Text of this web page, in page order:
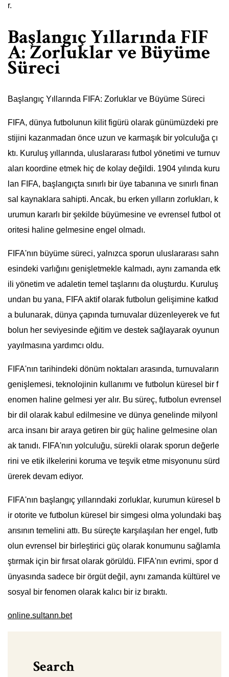
r.
Başlangıç Yıllarında FIF
A: Zorluklar ve Büyüme
Süreci
Başlangıç Yıllarında FIFA: Zorluklar ve Büyüme Süreci
FIFA, dünya futbolunun kilit figürü olarak günümüzdeki pre
stijini kazanmadan önce uzun ve karmaşık bir yolculuğa çı
ktı. Kuruluş yıllarında, uluslararası futbol yönetimi ve turnuv
aları koordine etmek hiç de kolay değildi. 1904 yılında kuru
lan FIFA, başlangıçta sınırlı bir üye tabanına ve sınırlı finan
sal kaynaklara sahipti. Ancak, bu erken yılların zorlukları, k
urumun kararlı bir şekilde büyümesine ve evrensel futbol ot
oritesi haline gelmesine engel olmadı.
FIFA'nın büyüme süreci, yalnızca sporun uluslararası sahn
esindeki varlığını genişletmekle kalmadı, aynı zamanda etk
ili yönetim ve adaletin temel taşlarını da oluşturdu. Kuruluş
undan bu yana, FIFA aktif olarak futbolun gelişimine katkıd
a bulunarak, dünya çapında turnuvalar düzenleyerek ve fut
bolun her seviyesinde eğitim ve destek sağlayarak oyunun
yayılmasına yardımcı oldu.
FIFA'nın tarihindeki dönüm noktaları arasında, turnuvaların
genişlemesi, teknolojinin kullanımı ve futbolun küresel bir f
enomen haline gelmesi yer alır. Bu süreç, futbolun evrensel
bir dil olarak kabul edilmesine ve dünya genelinde milyonl
arca insanı bir araya getiren bir güç haline gelmesine olan
ak tanıdı. FIFA'nın yolculuğu, sürekli olarak sporun değerle
rini ve etik ilkelerini koruma ve teşvik etme misyonunu sürd
ürerek devam ediyor.
FIFA'nın başlangıç yıllarındaki zorluklar, kurumun küresel b
ir otorite ve futbolun küresel bir simgesi olma yolundaki baş
arısının temelini attı. Bu süreçte karşılaşılan her engel, futb
olun evrensel bir birleştirici güç olarak konumunu sağlamla
ştırmak için bir fırsat olarak görüldü. FIFA'nın evrimi, spor d
ünyasında sadece bir örgüt değil, aynı zamanda kültürel ve
sosyal bir fenomen olarak kalıcı bir iz bıraktı.
online.sultann.bet
Search